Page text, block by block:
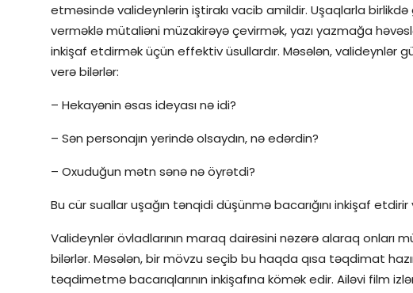
etməsində valideynlərin iştirakı vacib amildir. Uşaqlarla
verməklə mütaliəni müzakirəyə çevirmək, yazı yazmağa
inkişaf etdirmək üçün effektiv üsullardır. Məsələn, valideynlər
verə bilərlər:
– Hekayənin əsas ideyası nə idi?
– Sən personajın yerində olsaydın, nə edərdin?
– Oxuduğun mətn sənə nə öyrətdi?
Bu cür suallar uşağın tənqidi düşünmə bacarığını inkişaf
Valideynlər övladlarının maraq dairəsini nəzərə alaraq onları
bilərlər. Məsələn, bir mövzu seçib bu haqda qısa təqdimat
təqdimetmə bacarıqlarının inkişafına kömək edir. Ailəvi film